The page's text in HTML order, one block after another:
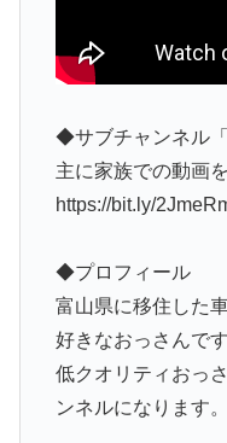
◆サブチャンネル「
主に家族での動画
https://bit.ly/
◆プロフィール
富山県に移住した
好きなおっさんです
低クオリティおっ
ンネルになります。